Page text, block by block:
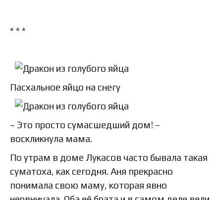
* * *
Пасхальное яйцо на снегу
– Это просто сумасшедший дом! –
воскликнула мама.
По утрам в доме Лукасов часто бывала такая
суматоха, как сегодня. Аня прекрасно
понимала свою маму, которая явно